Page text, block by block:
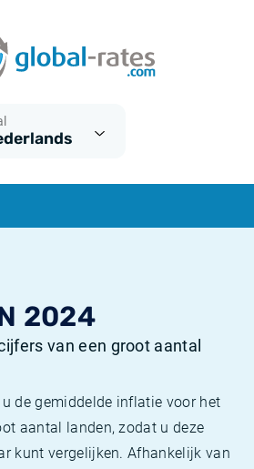
2024
van een groot aantal
de gemiddelde inflatie voor het
aantal landen, zodat u deze
kunt vergelijken. Afhankelijk van